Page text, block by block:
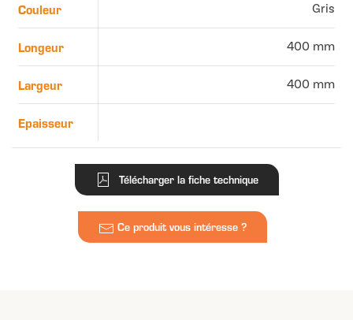
Couleur Gris
Longeur 400 mm
Largeur 400 mm
Epaisseur
Télécharger la fiche technique
Ce produit vous intéresse ?